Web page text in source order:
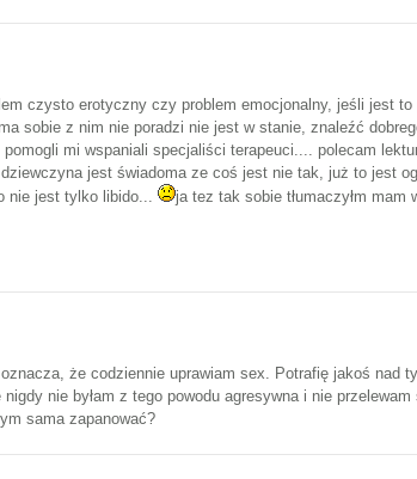
czysto erotyczny czy problem emocjonalny, jeśli jest
sobie z nim nie poradzi nie jest w stanie, znaleźć
mi wspaniali specjaliści terapeuci.... polecam
jest świadoma ze coś jest nie tak, już to jest
nie jest tylko libido...
ja tez tak sobie tłumaczyłm mam
że codziennie uprawiam sex. Potrafię jakoś nad
nie byłam z tego powodu agresywna i nie
sama zapanować?